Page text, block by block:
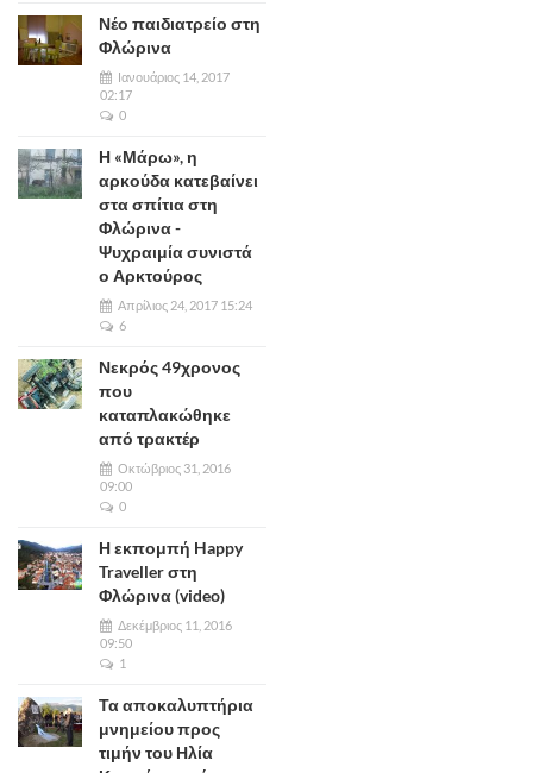
Νέο παιδιατρείο στη
Φλώρινα
Ιανουάριος 14, 2017
02:17
0
Η «Μάρω», η
αρκούδα κατεβαίνει
στα σπίτια στη
Φλώρινα -
Ψυχραιμία συνιστά
ο Αρκτούρος
Απρίλιος 24, 2017 15:24
6
Νεκρός 49χρονος
που
καταπλακώθηκε
από τρακτέρ
Οκτώβριος 31, 2016
09:00
0
Η εκπομπή Happy
Traveller στη
Φλώρινα (video)
Δεκέμβριος 11, 2016
09:50
1
Τα αποκαλυπτήρια
μνημείου προς
τιμήν του Ηλία